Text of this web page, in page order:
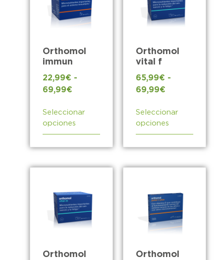
Orthomol
immun
22,99€ -
69,99€
Seleccionar
opciones
Orthomol
vital f
65,99€ -
69,99€
Seleccionar
opciones
Orthomol
Orthomol